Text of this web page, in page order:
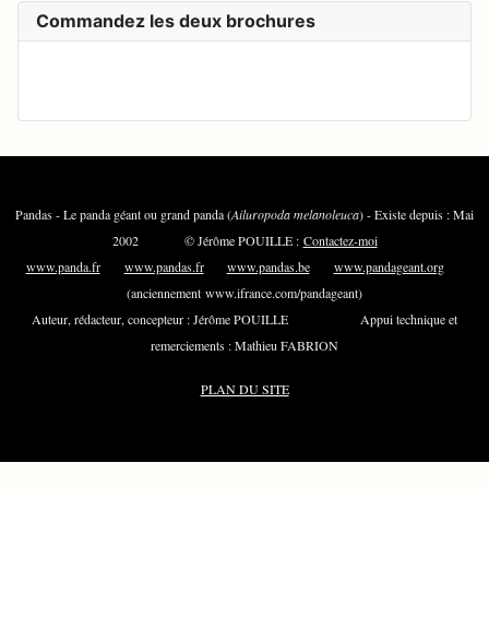
Commandez les deux brochures
Pandas - Le panda géant ou grand panda (Ailuropoda melanoleuca) - Existe depuis : Mai
2002 © Jérôme POUILLE : Contactez-moi
www.panda.fr
www.pandas.fr www.pandas.be
www.pandageant.org
(anciennement www.ifrance.com/pandageant)
Auteur, rédacteur, concepteur : Jérôme POUILLE Appui technique et
remerciements : Mathieu FABRION
PLAN DU SITE